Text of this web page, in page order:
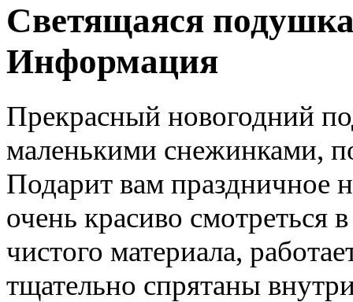
Cветящаяся
Информация
Прекрасный новогодний
маленькими снежинками,
Подарит вам праздничное
очень красиво смотреться
чистого материала,
тщательно спрятаны